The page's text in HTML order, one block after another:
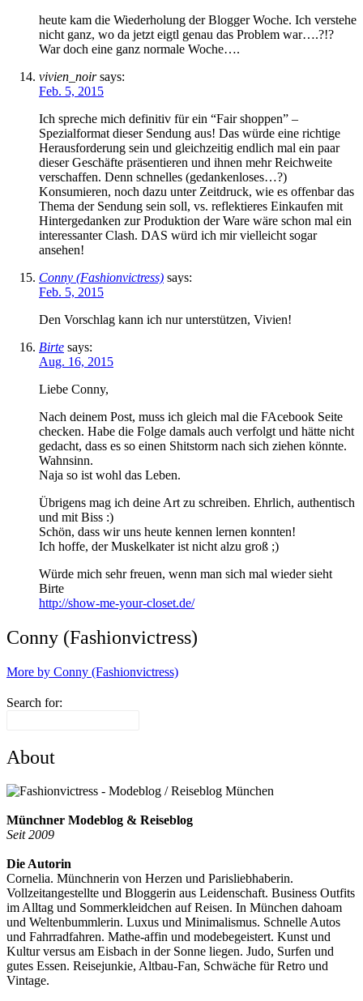
heute kam die Wiederholung der Blogger Woche. Ich verstehe
nicht ganz, wo da jetzt eigtl genau das Problem war….?!?
War doch eine ganz normale Woche….
vivien_noir says:
Feb. 5, 2015
Ich spreche mich definitiv für ein “Fair shoppen” –
Spezialformat dieser Sendung aus! Das würde eine richtige
Herausforderung sein und gleichzeitig endlich mal ein paar
dieser Geschäfte präsentieren und ihnen mehr Reichweite
verschaffen. Denn schnelles (gedankenloses…?)
Konsumieren, noch dazu unter Zeitdruck, wie es offenbar das
Thema der Sendung sein soll, vs. reflektieres Einkaufen mit
Hintergedanken zur Produktion der Ware wäre schon mal ein
interessanter Clash. DAS würd ich mir vielleicht sogar
ansehen!
Conny (Fashionvictress) says:
Feb. 5, 2015
Den Vorschlag kann ich nur unterstützen, Vivien!
Birte says:
Aug. 16, 2015
Liebe Conny,
Nach deinem Post, muss ich gleich mal die FAcebook Seite
checken. Habe die Folge damals auch verfolgt und hätte nicht
gedacht, dass es so einen Shitstorm nach sich ziehen könnte.
Wahnsinn.
Naja so ist wohl das Leben.
Übrigens mag ich deine Art zu schreiben. Ehrlich, authentisch
und mit Biss :)
Schön, dass wir uns heute kennen lernen konnten!
Ich hoffe, der Muskelkater ist nicht alzu groß ;)
Würde mich sehr freuen, wenn man sich mal wieder sieht
Birte
http://show-me-your-closet.de/
Conny (Fashionvictress)
More by Conny (Fashionvictress)
Search for:
About
Münchner Modeblog & Reiseblog
Seit 2009
Die Autorin
Cornelia. Münchnerin von Herzen und Parisliebhaberin.
Vollzeitangestellte und Bloggerin aus Leidenschaft. Business Outfits
im Alltag und Sommerkleidchen auf Reisen. In München dahoam
und Weltenbummlerin. Luxus und Minimalismus. Schnelle Autos
und Fahrradfahren. Mathe-affin und modebegeistert. Kunst und
Kultur versus am Eisbach in der Sonne liegen. Judo, Surfen und
gutes Essen. Reisejunkie, Altbau-Fan, Schwäche für Retro und
Vintage.